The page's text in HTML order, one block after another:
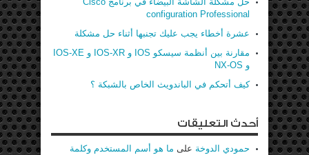
configuration Professional
عشرة أخطاء يجب عليك تجنبها أثناء حل مشكلة
مقارنة بين أنظمة سيسكو IOS و IOS-XR و IOS-XE
و NX-OS
كيف أتحكم في الباندويث الخاص بالشبكة ؟
أحدث التعليقات
حمودي الدوخة على ما هو أسم المستخدم وكلمة